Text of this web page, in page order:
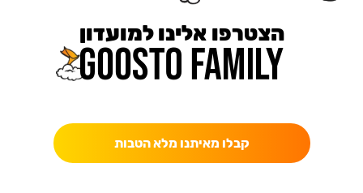
הצטרפו אלינו למועדון
קבלו מאיתנו מלא הטבות